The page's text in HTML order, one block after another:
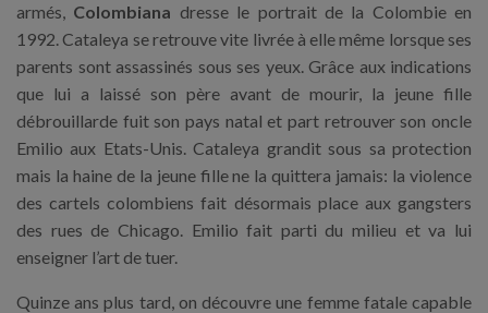
armés, Colombiana dresse le portrait de la Colombie en
1992. Cataleya se retrouve vite livrée à elle même lorsque ses
parents sont assassinés sous ses yeux. Grâce aux indications
que lui a laissé son père avant de mourir, la jeune fille
débrouillarde fuit son pays natal et part retrouver son oncle
Emilio aux Etats-Unis. Cataleya grandit sous sa protection
mais la haine de la jeune fille ne la quittera jamais: la violence
des cartels colombiens fait désormais place aux gangsters
des rues de Chicago. Emilio fait parti du milieu et va lui
enseigner l’art de tuer.
Quinze ans plus tard, on découvre une femme fatale capable